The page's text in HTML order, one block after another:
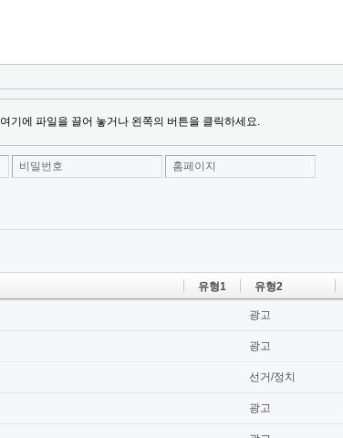
여기에 파일을 끌어 놓거나 왼쪽의 버튼을 클릭하세요.
비밀번호 홈페이지
유형1 유형2
광고
광고
선거/정치
광고